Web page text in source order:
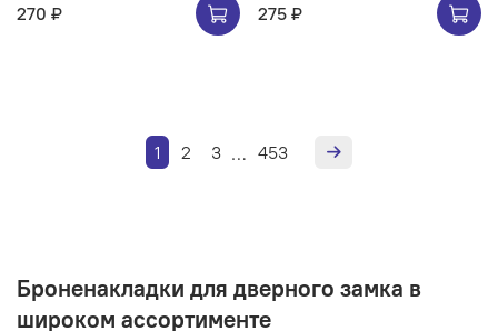
270 ₽
275 ₽
1 2 3 … 453
Броненакладки для дверного замка в
широком ассортименте